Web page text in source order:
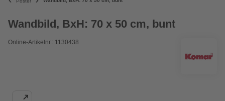
Wandbild, BxH: 70 x 50 cm, bunt
Online-Artikelnr.: 1130438